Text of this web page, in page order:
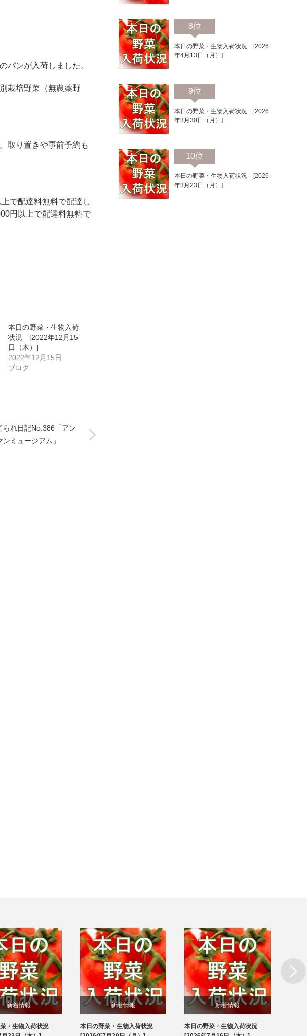
パンが入荷しました。
栽培野菜（無農薬野
取り置きや事前予約も
で配達料無料で配達し
円以上で配達料無料で
本日の野菜・生物入荷
状況 [2022年12月15
日（木）]
2022年12月15日
ブログ
られ日記No.386「アン
ンミュージアム」
8位
本日の野菜・生物入荷状況 [2026
年4月13日（月）]
9位
本日の野菜・生物入荷状況 [2026
年3月30日（月）]
10位
本日の野菜・生物入荷状況 [2026
年3月23日（月）]
新着情報
ブログ
・生物入荷状況
新着情報
ブログ
本日の野菜・生物入荷状況
新着情報
ブログ
本日の野菜・生物入荷状況
Next